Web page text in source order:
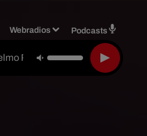
Webradios Podcasts
Ralph